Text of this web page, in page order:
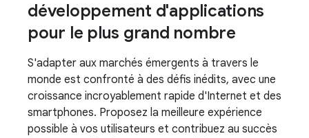
développement d'applications
pour le plus grand nombre
S'adapter aux marchés émergents à travers le
monde est confronté à des défis inédits, avec une
croissance incroyablement rapide d'Internet et des
smartphones. Proposez la meilleure expérience
possible à vos utilisateurs et contribuez au succès